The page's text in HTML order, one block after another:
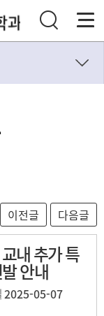
내 추가 특
안내
2025-05-07